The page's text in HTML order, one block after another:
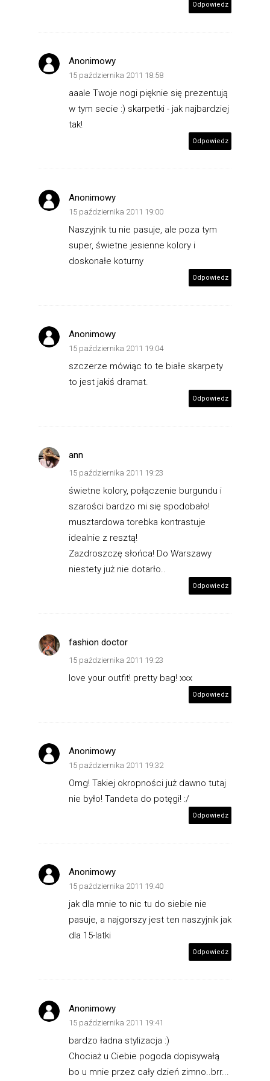
Odpowiedz
Anonimowy
15 października 2011 18:58
aaale Twoje nogi pięknie się prezentują
w tym secie :) skarpetki - jak najbardziej
tak!
Odpowiedz
Anonimowy
15 października 2011 19:00
Naszyjnik tu nie pasuje, ale poza tym
super, świetne jesienne kolory i
doskonałe koturny
Odpowiedz
Anonimowy
15 października 2011 19:04
szczerze mówiąc to te białe skarpety
to jest jakiś dramat.
Odpowiedz
ann
15 października 2011 19:23
świetne kolory, połączenie burgundu i
szarości bardzo mi się spodobało!
musztardowa torebka kontrastuje
idealnie z resztą!
Zazdroszczę słońca! Do Warszawy
niestety już nie dotarło..
Odpowiedz
fashion doctor
15 października 2011 19:23
love your outfit! pretty bag! xxx
Odpowiedz
Anonimowy
15 października 2011 19:32
Omg! Takiej okropności już dawno tutaj
nie było! Tandeta do potęgi! :/
Odpowiedz
Anonimowy
15 października 2011 19:40
jak dla mnie to nic tu do siebie nie
pasuje, a najgorszy jest ten naszyjnik jak
dla 15-latki
Odpowiedz
Anonimowy
15 października 2011 19:41
bardzo ładna stylizacja :)
Chociaż u Ciebie pogoda dopisywałą
bo u mnie przez cały dzień zimno..brr...